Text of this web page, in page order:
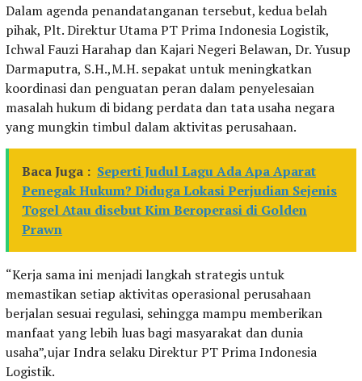
Dalam agenda penandatanganan tersebut, kedua belah
pihak, Plt. Direktur Utama PT Prima Indonesia Logistik,
Ichwal Fauzi Harahap dan Kajari Negeri Belawan, Dr. Yusup
Darmaputra, S.H.,M.H. sepakat untuk meningkatkan
koordinasi dan penguatan peran dalam penyelesaian
masalah hukum di bidang perdata dan tata usaha negara
yang mungkin timbul dalam aktivitas perusahaan.
Baca Juga : Seperti Judul Lagu Ada Apa Aparat
Penegak Hukum? Diduga Lokasi Perjudian Sejenis
Togel Atau disebut Kim Beroperasi di Golden
Prawn
“Kerja sama ini menjadi langkah strategis untuk
memastikan setiap aktivitas operasional perusahaan
berjalan sesuai regulasi, sehingga mampu memberikan
manfaat yang lebih luas bagi masyarakat dan dunia
usaha”,ujar Indra selaku Direktur PT Prima Indonesia
Logistik.